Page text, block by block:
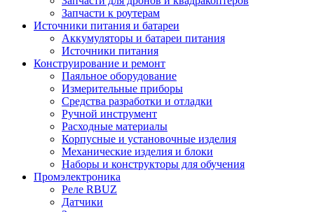
Запчасти к роутерам
Источники питания и батареи
Аккумуляторы и батареи питания
Источники питания
Конструирование и ремонт
Паяльное оборудование
Измерительные приборы
Средства разработки и отладки
Ручной инструмент
Расходные материалы
Корпусные и установочные изделия
Механические изделия и блоки
Наборы и конструкторы для обучения
Промэлектроника
Реле RBUZ
Датчики